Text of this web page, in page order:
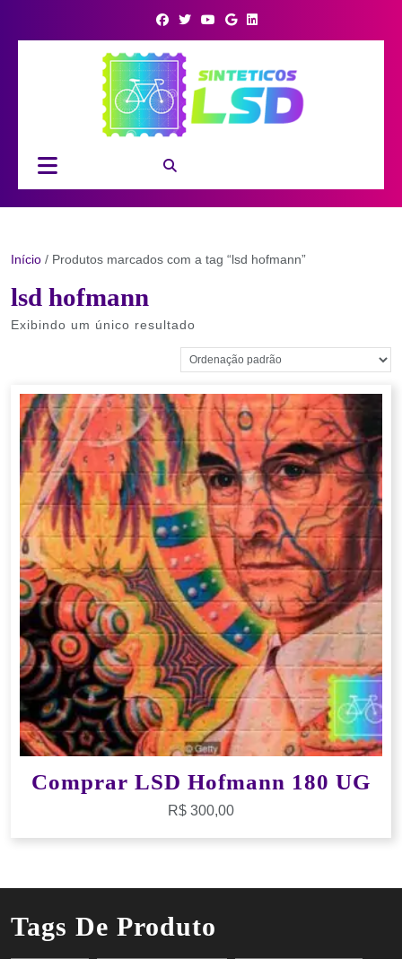
Button
Início / Produtos marcados com a tag “lsd hofmann”
lsd hofmann
Exibindo um único resultado
Comprar LSD Hofmann 180 UG
R$ 300,00
Tags De Produto